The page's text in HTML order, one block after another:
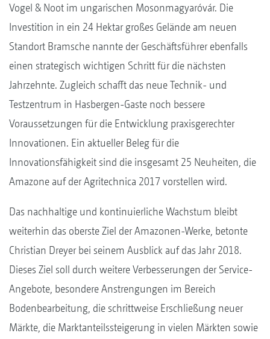
Vogel & Noot im ungarischen Mosonmagyaróvár. Die
Investition in ein 24 Hektar großes Gelände am neuen
Standort Bramsche nannte der Geschäftsführer ebenfalls
einen strategisch wichtigen Schritt für die nächsten
Jahrzehnte. Zugleich schafft das neue Technik- und
Testzentrum in Hasbergen-Gaste noch bessere
Voraussetzungen für die Entwicklung praxisgerechter
Innovationen. Ein aktueller Beleg für die
Innovationsfähigkeit sind die insgesamt 25 Neuheiten, die
Amazone auf der Agritechnica 2017 vorstellen wird.
Das nachhaltige und kontinuierliche Wachstum bleibt
weiterhin das oberste Ziel der Amazonen-Werke, betonte
Christian Dreyer bei seinem Ausblick auf das Jahr 2018.
Dieses Ziel soll durch weitere Verbesserungen der Service-
Angebote, besondere Anstrengungen im Bereich
Bodenbearbeitung, die schrittweise Erschließung neuer
Märkte, die Marktanteilssteigerung in vielen Märkten sowie